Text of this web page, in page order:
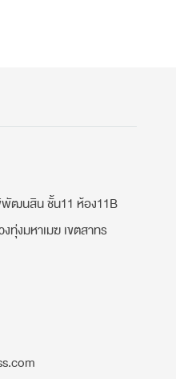
พัฒนสิน ชั้น11 ห้อง11B
ทุ่งมหาเมฆ เขตสาทร